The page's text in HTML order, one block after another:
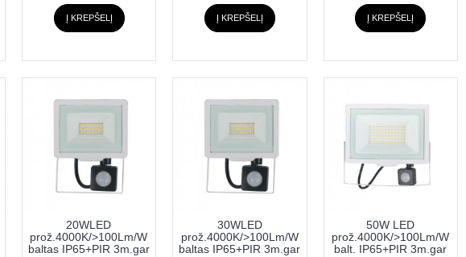
Į KREPŠELĮ Į KREPŠELĮ Į KREPŠELĮ
20WLED
prož.4000K/>100Lm/W
baltas IP65+PIR 3m.gar
30WLED
prož.4000K/>100Lm/W
baltas IP65+PIR 3m.gar
50W LED
prož.4000K/>100Lm/W
balt. IP65+PIR 3m.gar